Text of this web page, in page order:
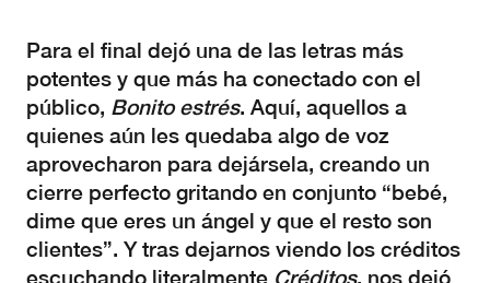
Para el final dejó una de las letras más
potentes y que más ha conectado con el
público, Bonito estrés. Aquí, aquellos a
quienes aún les quedaba algo de voz
aprovecharon para dejársela, creando un
cierre perfecto gritando en conjunto “bebé,
dime que eres un ángel y que el resto son
clientes”. Y tras dejarnos viendo los créditos
escuchando literalmente Créditos, nos dejó